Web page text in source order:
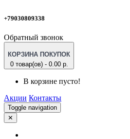
+79030809338
Обратный звонок
КОРЗИНА ПОКУПОК
0 товар(ов) - 0.00 р.
В корзине пусто!
Акции Контакты
Toggle navigation
✕